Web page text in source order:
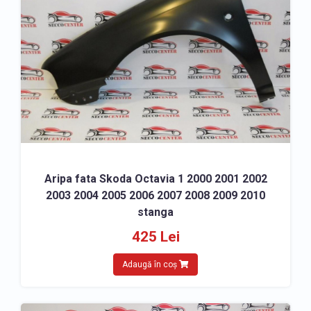
ELEMENTE CAROSERIE
» Aripa fata Skoda Octavia
» Armatura bara fata Skoda Octavia
» Aripa spate Skoda Octavia
» Armatura bara spate Skoda Octavia
» Capota Skoda Octavia
» Usa fata Skoda Octavia
» Panou fata Skoda Octavia
» Panou spate Skoda Octavia
FARURI, STOPURI, LUMINI
» Far – Lumini de zi Skoda Octavia
» Far ceata proiector Skoda Octavia
Aripa fata Skoda Octavia 1 2000 2001 2002
2003 2004 2005 2006 2007 2008 2009 2010
stanga
425 Lei
Adaugă în coș